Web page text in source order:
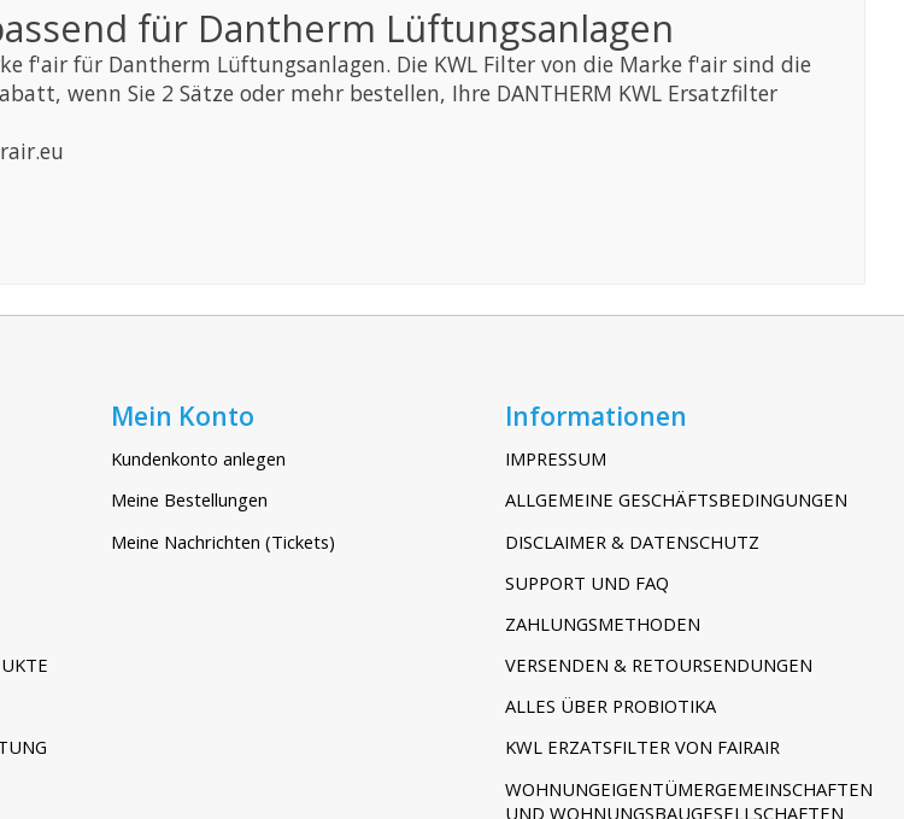
für Dantherm Lüftungsanlagen
f'air für Dantherm Lüftungsanlagen. Die KWL Filter von die Marke f'air sind die
wenn Sie 2 Sätze oder mehr bestellen, Ihre DANTHERM KWL Ersatzfilter
Mein Konto
Kundenkonto anlegen
Meine Bestellungen
Meine Nachrichten (Tickets)
Informationen
IMPRESSUM
ALLGEMEINE GESCHÄFTSBEDINGUNGEN
DISCLAIMER & DATENSCHUTZ
SUPPORT UND FAQ
ZAHLUNGSMETHODEN
VERSENDEN & RETOURSENDUNGEN
ALLES ÜBER PROBIOTIKA
KWL ERZATSFILTER VON FAIRAIR
WOHNUNGEIGENTÜMERGEMEINSCHAFTEN
UND WOHNUNGSBAUGESELLSCHAFTEN